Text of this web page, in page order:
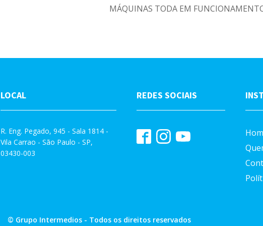
MÁQUINAS TODA EM
LOCAL
R. Eng. Pegado, 945 - Sala 1814 -
Vila Carrao - São Paulo - SP,
03430-003
REDES SOCIAIS
© Grupo Intermedios - Todos os direitos reservados